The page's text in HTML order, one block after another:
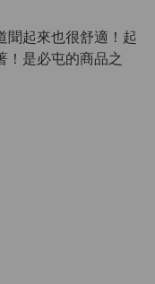
聞起來也很舒適！起
！是必屯的商品之